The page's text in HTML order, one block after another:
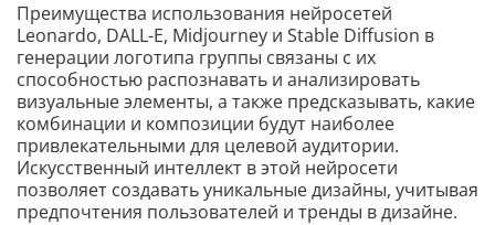
Преимущества использования нейросетей
Leonardo, DALL-E, Midjourney и Stable Diffusion в
генерации логотипа группы связаны с их
способностью распознавать и анализировать
визуальные элементы, а также предсказывать, какие
комбинации и композиции будут наиболее
привлекательными для целевой аудитории.
Искусственный интеллект в этой нейросети
позволяет создавать уникальные дизайны, учитывая
предпочтения пользователей и тренды в дизайне.